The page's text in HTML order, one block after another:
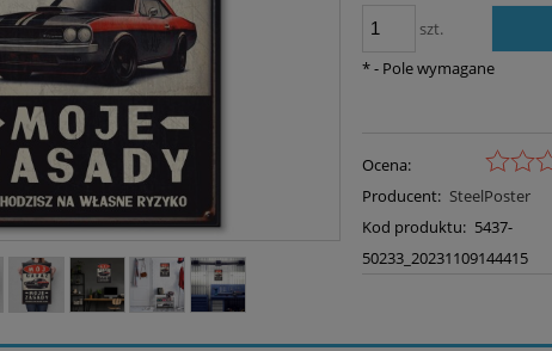
szt.
*- Pole wymagane
Ocena:
Producent: SteelPoster
Kod produktu: 5437-
50233_20231109144415